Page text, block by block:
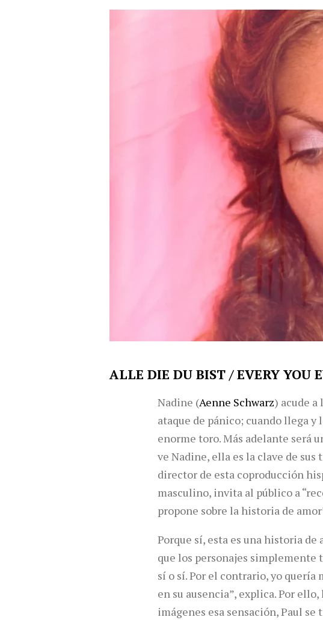
ALLE DIE DU BIST / EVERY YOU
Nadine (Aenne Schwarz) acude a
ataque de pánico; cuando llega
enorme toro. Más adelante será
ve Nadine, ella es la clave de
director de esta coproducción
masculino, invita al público a
propone sobre la historia de
Porque sí, esta es una historia de
que los personajes simplemente
sí o sí. Por el contrario, yo
en su ausencia”, explica. Por
imágenes esa sensación, Paul